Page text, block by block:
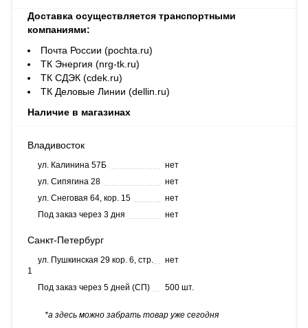
Доставка осуществляется транспортными
компаниями:
Почта России (pochta.ru)
ТК Энергия (nrg-tk.ru)
ТК СДЭК (cdek.ru)
ТК Деловые Линии (dellin.ru)
Наличие в магазинах
Владивосток
ул. Калинина 57Б
нет
ул. Сипягина 28
нет
ул. Снеговая 64, кор. 15
нет
Под заказ через 3 дня
нет
Санкт-Петербург
ул. Пушкинская 29 кор. 6, стр.
1
нет
Под заказ через 5 дней (СП) 500 шт.
*а здесь можно забрать товар уже сегодня